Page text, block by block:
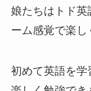
娘たちはトド
ーム感覚で楽し
初めて英語を学